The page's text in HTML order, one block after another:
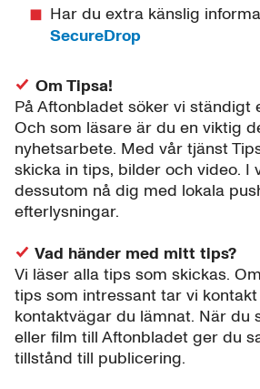
Har du extra känslig
SecureDrop
Om Tipsa!
På Aftonbladet söker vi ständigt
Och som läsare är du en viktig
nyhetsarbete. Med vår tjänst
skicka in tips, bilder och video. I
dessutom nå dig med lokala
efterlysningar.
Vad händer med mitt tips?
Vi läser alla tips som skickas.
tips som intressant tar vi
kontaktvägar du lämnat. När du
eller film till Aftonbladet ger du
tillstånd till publicering.